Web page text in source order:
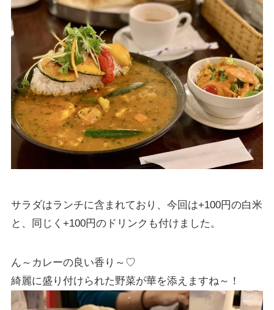
サラダはランチに含まれており、今回は+100円の白米
と、同じく+100円のドリンクも付けました。
ん～カレーの良い香り～♡
綺麗に盛り付けられた野菜が華を添えますね～！